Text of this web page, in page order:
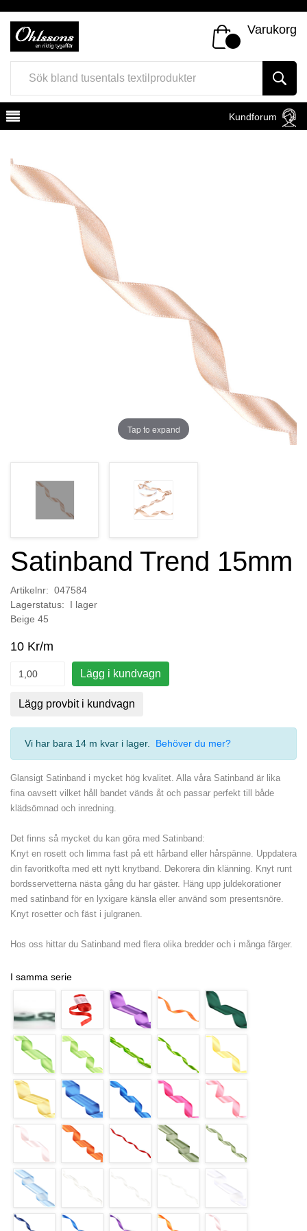
Varukorg
Kundforum
Sign In
Tap to expand
Satinband Trend 15mm
Artikelnr: 047584
Lagerstatus: I lager
Beige 45
10 Kr/m
Lägg i kundvagn
Lägg provbit i kundvagn
Vi har bara 14 m kvar i lager. Behöver du mer?
Glansigt Satinband i mycket hög kvalitet. Alla våra Satinband är lika
fina oavsett vilket håll bandet vänds åt och passar perfekt till både
klädsömnad och inredning.
Det finns så mycket du kan göra med Satinband:
Knyt en rosett och limma fast på ett hårband eller hårspänne. Uppdatera
din favoritkofta med ett nytt knytband. Dekorera din klänning. Knyt runt
bordsservetterna nästa gång du har gäster. Häng upp juldekorationer
med satinband för en lyxigare känsla eller använd som presentsnöre.
Knyt rosetter och fäst i julgranen.
Hos oss hittar du Satinband med flera olika bredder och i många färger.
I samma serie